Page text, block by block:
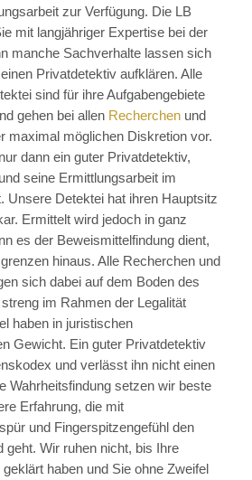
zur Verfügung. Die LB
mit langjähriger Expertise bei der
manche Sachverhalte lassen sich
Privatdetektiv aufklären. Alle
sind für ihre Aufgabengebiete
gehen bei allen Recherchen und
maximal möglichen Diskretion vor.
dann ein guter Privatdetektiv,
seine Ermittlungsarbeit im
Unsere Detektei hat ihren Hauptsitz
Ermittelt wird jedoch in ganz
es der Beweismittelfindung dient,
hinaus. Alle Recherchen und
sich dabei auf dem Boden des
im Rahmen der Legalität
haben in juristischen
Gewicht. Ein guter Privatdetektiv
und verlässt ihn nicht einen
Wahrheitsfindung setzen wir beste
Erfahrung, die mit
und Fingerspitzengefühl den
geht. Wir ruhen nicht, bis Ihre
haben und Sie ohne Zweifel